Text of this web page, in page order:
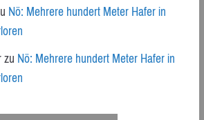
Nö: Mehrere hundert Meter Hafer in
zuNö: Mehrere hundert Meter Hafer in